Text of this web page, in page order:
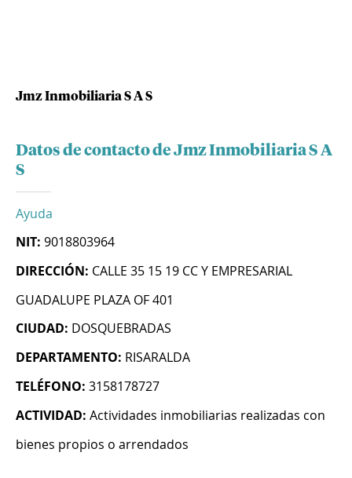
Jmz Inmobiliaria S A S
Datos de contacto de Jmz Inmobiliaria S A
S
Ayuda
NIT: 9018803964
DIRECCIÓN: CALLE 35 15 19 CC Y EMPRESARIAL
GUADALUPE PLAZA OF 401
CIUDAD: DOSQUEBRADAS
DEPARTAMENTO: RISARALDA
TELÉFONO: 3158178727
ACTIVIDAD: Actividades inmobiliarias realizadas con
bienes propios o arrendados